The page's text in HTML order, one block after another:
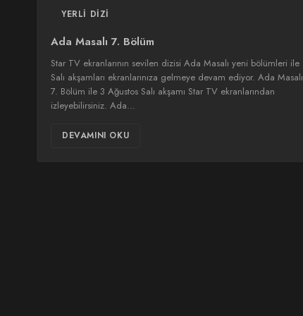
YERLI DIZI
Ada Masalı 7. Bölüm
Star TV ekranlarının sevilen dizisi Ada Masalı yeni bölümleri ile
Salı akşamları ekranlarınıza gelmeye devam ediyor. Ada Masalı
7. Bölüm ile 3 Ağustos Salı akşamı Star TV ekranlarından
izleyebilirsiniz. Ada…
DEVAMINI OKU